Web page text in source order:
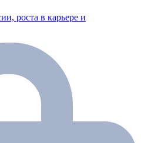
роста в карьере и